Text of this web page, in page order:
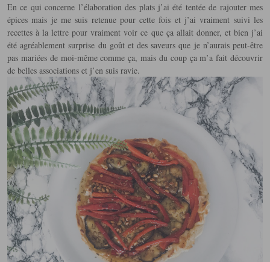
En ce qui concerne l’élaboration des plats j’ai été tentée de rajouter mes
épices mais je me suis retenue pour cette fois et j’ai vraiment suivi les
recettes à la lettre pour vraiment voir ce que ça allait donner, et bien j’ai
été agréablement surprise du goût et des saveurs que je n’aurais peut-être
pas mariées de moi-même comme ça, mais du coup ça m’a fait découvrir
de belles associations et j’en suis ravie.